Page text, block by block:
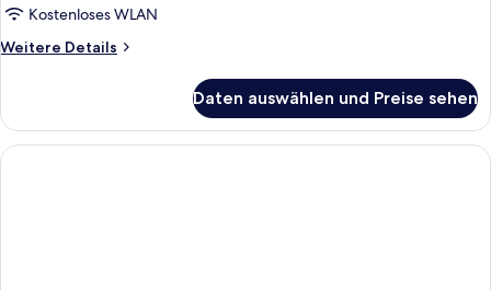
Kostenloses WLAN
Weitere Details
Weitere
Daten auswählen und Preise sehen